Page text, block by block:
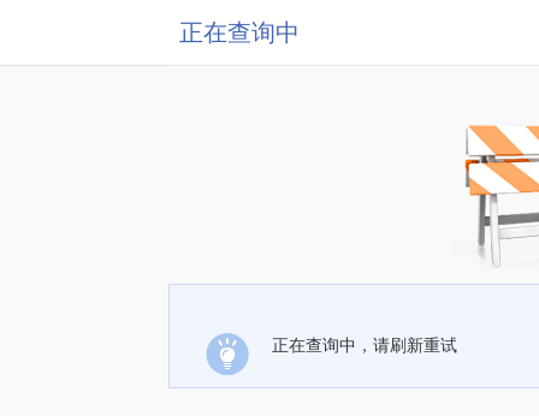
正在查询中
正在查询中，请刷新重试